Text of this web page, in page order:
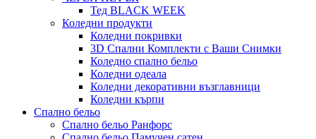
Тед BLACK WEEK
Коледни продукти
Коледни покривки
3D Спални Комплекти с Ваши Снимки
Коледно спално бельо
Коледни одеала
Коледни декоративни възглавници
Коледни кърпи
Спално бельо
Спално бельо Ранфорс